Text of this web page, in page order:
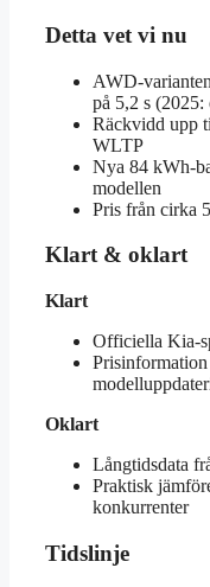
Detta vet vi nu
AWD-
på 5,2 s (2025:
Räckvidd upp
WLTP
Nya 84 kWh-
modellen
Pris från cirka
Klart & oklart
Klart
Officiella Kia-
Oklart
Långtidsdata
Praktisk
konkurrenter
Tidslinje